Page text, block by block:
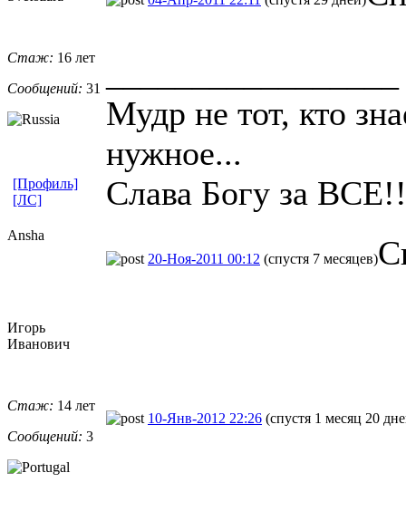
Стаж: 16 лет
Сообщений: 31
Мудр не тот, кто
нужное...
Слава Богу за
[Профиль]
[ЛС]
Ansha
20-Ноя-2011 00:12 (спустя 7 месяцев)
Игорь
Иванович
Стаж: 14 лет
Сообщений: 3
10-Янв-2012 22:26 (спустя 1 месяц 20